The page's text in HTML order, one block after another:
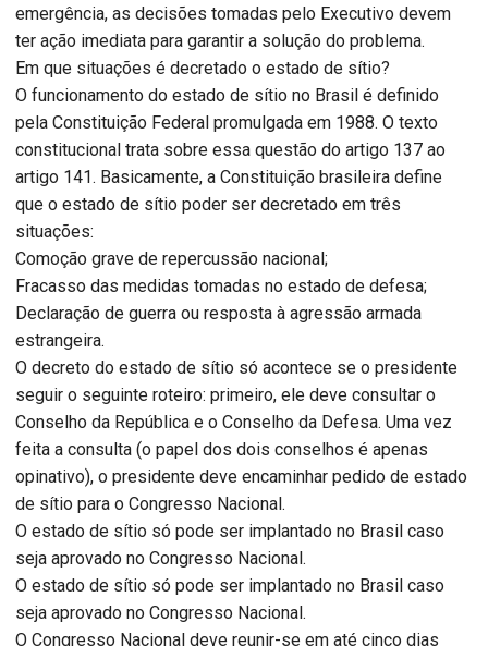
emergência, as decisões tomadas pelo Executivo devem
ter ação imediata para garantir a solução do problema.
Em que situações é decretado o estado de sítio?
O funcionamento do estado de sítio no Brasil é definido
pela Constituição Federal promulgada em 1988. O texto
constitucional trata sobre essa questão do artigo 137 ao
artigo 141. Basicamente, a Constituição brasileira define
que o estado de sítio poder ser decretado em três
situações:
Comoção grave de repercussão nacional;
Fracasso das medidas tomadas no estado de defesa;
Declaração de guerra ou resposta à agressão armada
estrangeira.
O decreto do estado de sítio só acontece se o presidente
seguir o seguinte roteiro: primeiro, ele deve consultar o
Conselho da República e o Conselho da Defesa. Uma vez
feita a consulta (o papel dos dois conselhos é apenas
opinativo), o presidente deve encaminhar pedido de estado
de sítio para o Congresso Nacional.
O estado de sítio só pode ser implantado no Brasil caso
seja aprovado no Congresso Nacional.
O estado de sítio só pode ser implantado no Brasil caso
seja aprovado no Congresso Nacional.
O Congresso Nacional deve reunir-se em até cinco dias